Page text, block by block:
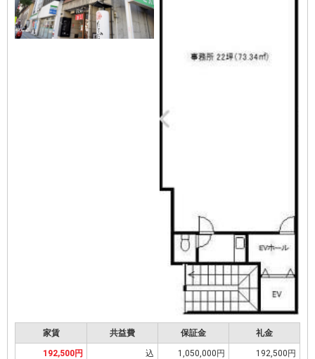
家賃 共益費 保証金 礼金
192,500円 込 1,050,000円 192,500円